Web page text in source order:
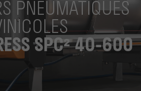
PNEUMATIQUES
SPC² 40-600